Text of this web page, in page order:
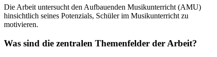
Die Arbeit untersucht den Aufbauenden Musikunterricht (AMU)
hinsichtlich seines Potenzials, Schüler im Musikunterricht zu
motivieren.
Was sind die zentralen Themenfelder der Arbeit?